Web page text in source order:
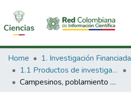
Communities & Collections
All of DSpace
Home
1.1 Productos de investigación
Campesinos, poblamiento y conflictos : Valle del Cauca : 1800-1848.